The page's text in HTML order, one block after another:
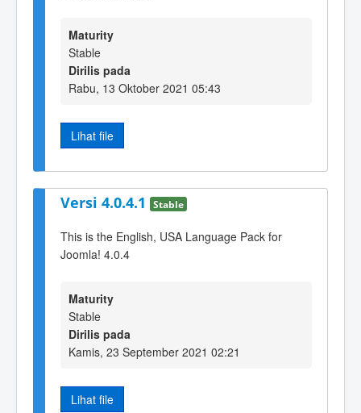
Maturity
Stable
Dirilis pada
Rabu, 13 Oktober 2021 05:43
Lihat file
Versi 4.0.4.1 Stable
This is the English, USA Language Pack for
Joomla! 4.0.4
Maturity
Stable
Dirilis pada
Kamis, 23 September 2021 02:21
Lihat file